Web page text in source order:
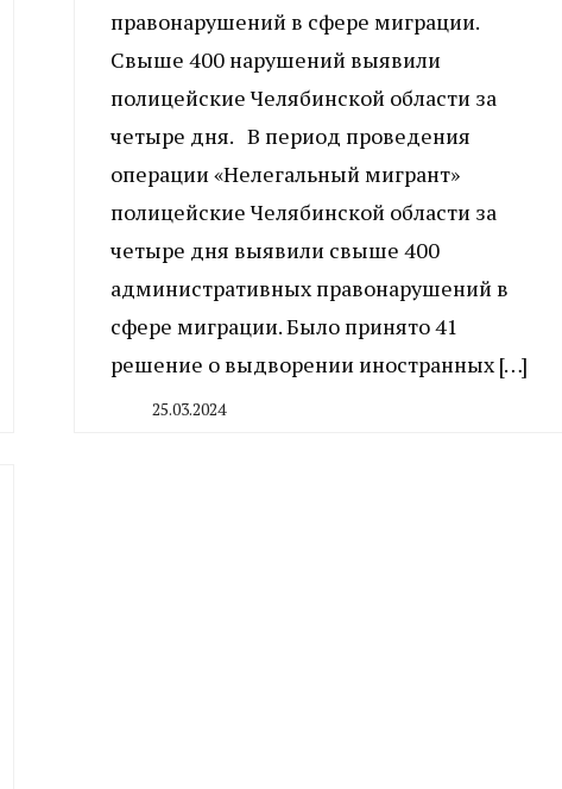
правонарушений в сфере миграции.
Свыше 400 нарушений выявили
полицейские Челябинской области за
четыре дня. В период проведения
операции «Нелегальный мигрант»
полицейские Челябинской области за
четыре дня выявили свыше 400
административных правонарушений в
сфере миграции. Было принято 41
решение о выдворении иностранных […]
25.03.2024